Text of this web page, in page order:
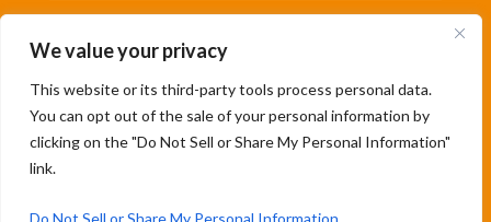
We value your privacy
This website or its third-party tools process personal data.
You can opt out of the sale of your personal information by
clicking on the "Do Not Sell or Share My Personal Information"
link.
Do Not Sell or Share My Personal Information
& Developed By Soumya Patil |